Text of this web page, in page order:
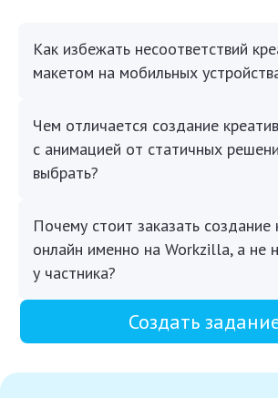
Как избежать несоответствий
макетом на мобильных
Чем отличается создание
с анимацией от статичных
выбрать?
Почему стоит заказать создание
онлайн именно на Workzilla, а не
у частника?
Создать